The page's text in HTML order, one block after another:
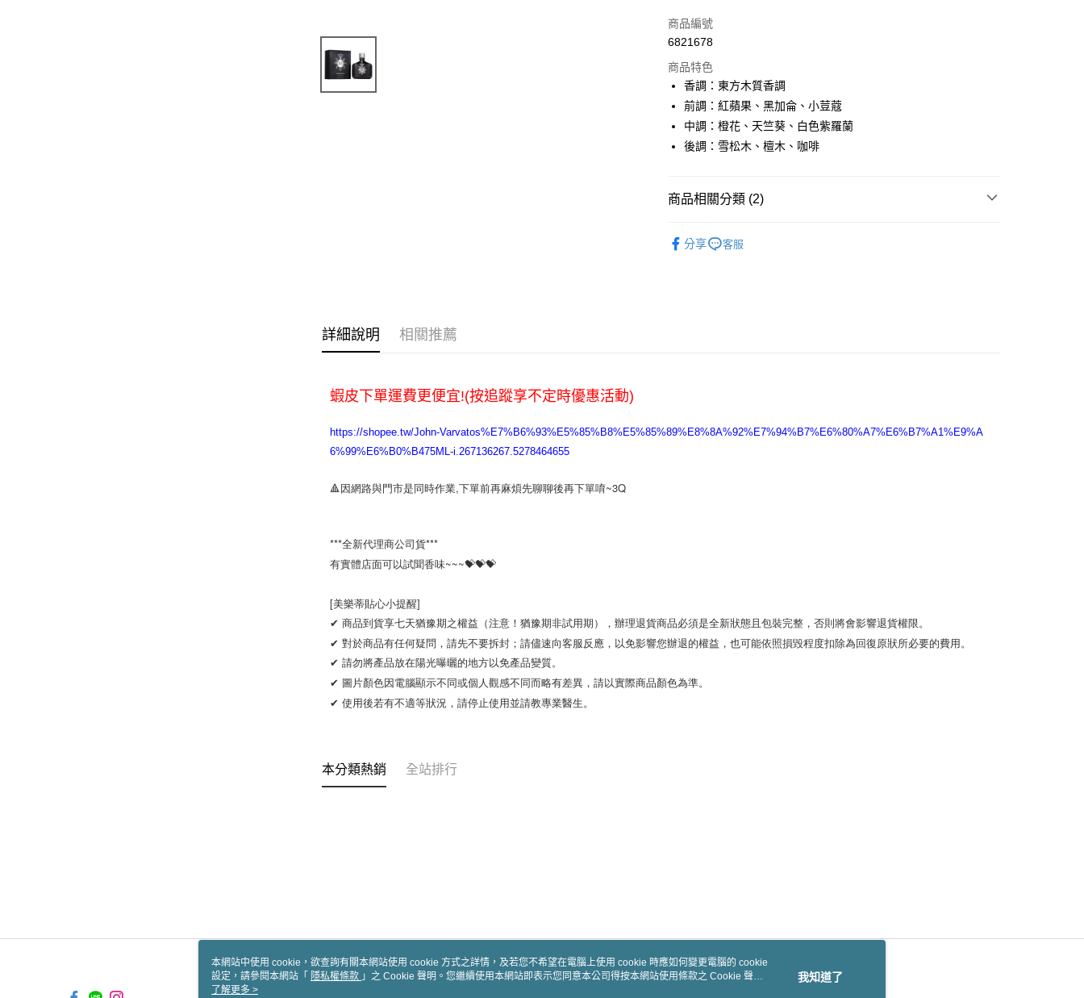
信用卡一次付款
Apple Pay
悠遊付
ATM付款
運送方式
每筆NT$65，滿NT$2,000(含以上)免運費
商品編號
6821678
商品特色
香調：東方木質香調
前調：紅蘋果、黑加侖、小荳蔻
中調：橙花、天竺葵、白色紫羅蘭
後調：雪松木、檀木、咖啡
商品相關分類 (2)
分享 客服
詳細說明 相關推薦
蝦皮下單運費更便宜!(按追蹤享不定時優惠活動)
https://shopee.tw/John-Varvatos%E7%B6%93%E5%85%B8%E5%85%89%E8%8A%92%E7%94%B7%E6%80%A7%E6%B7%A1%E9%A
6%99%E6%B0%B475ML-i.267136267.5278464655
🔺因網路與門市是同時作業,下單前再麻煩先聊聊後再下單唷~3Q
***全新代理商公司貨***
有實體店面可以試聞香味~~~💝💝💝
[美樂蒂貼心小提醒]
✔ 商品到貨享七天猶豫期之權益（注意！猶豫期非試用期），辦理退貨商品必須是全新狀態且包裝完整，否則將會影響退貨權限。
✔ 對於商品有任何疑問，請先不要拆封；請儘速向客服反應，以免影響您辦退的權益，也可能依照損毀程度扣除為回復原狀所必要的費用。
✔ 請勿將產品放在陽光曝曬的地方以免產品變質。
✔ 圖片顏色因電腦顯示不同或個人觀感不同而略有差異，請以實際商品顏色為準。
✔ 使用後若有不適等狀況，請停止使用並請教專業醫生。
本分類熱銷 全站排行
關於我們 客服資訊
本網站中使用 cookie，欲查詢有關本網站使用 cookie 方式之詳情，及若您不希望在電腦上使用 cookie 時應如何變更電腦的 cookie
設定，請參閱本網站「 隱私權條款 」之 Cookie 聲明。您繼續使用本網站即表示您同意本公司得按本網站使用條款之 Cookie 聲明
使用 cookie。
了解更多 >
我知道了